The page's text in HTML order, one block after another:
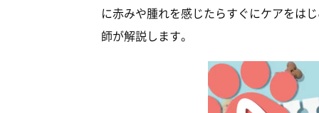
に赤みや腫れを感じたらすぐにケアをは
師が解説します。